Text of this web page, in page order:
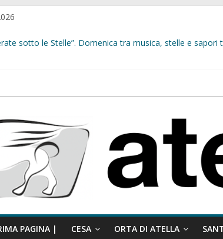
sotto le Stelle”. Domenica tra musica, stelle e sapori
Consiglio comunale del 29 luglio, il gruppo misto:”La
PAGINA | CESA ORTA DI ATELLA